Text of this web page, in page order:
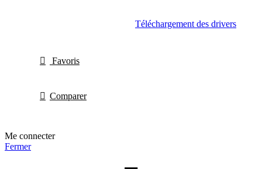
Téléchargement des drivers
Favoris
Comparer
Me connecter
Fermer